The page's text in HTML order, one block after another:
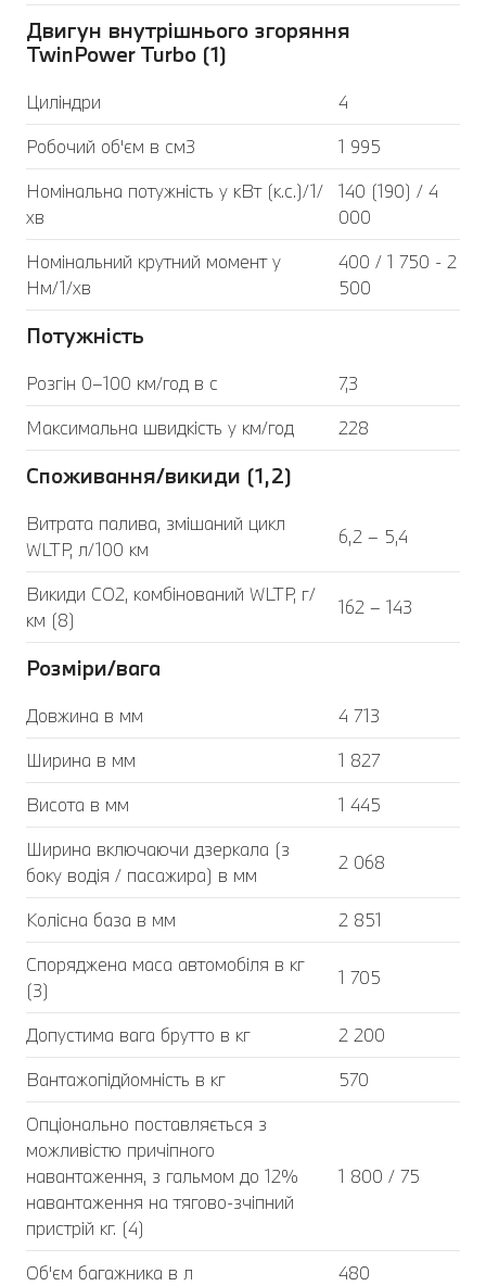
Двигун внутрішнього згоряння
TwinPower Turbo (1)
Циліндри
4
Робочий об'єм в см3
1 995
Номінальна потужність у кВт (к.с.)/1/
хв
140 (190) / 4
000
Номінальний крутний момент у
Нм/1/хв
400 / 1 750 - 2
500
Потужність
Розгін 0–100 км/год в с
7,3
Максимальна швидкість у км/год
228
Споживання/викиди (1,2)
Витрата палива, змішаний цикл
WLTP, л/100 км
6,2 – 5,4
Викиди CO2, комбінований WLTP, г/
км (8)
162 – 143
Розміри/вага
Довжина в мм
4 713
Ширина в мм
1 827
Висота в мм
1 445
Ширина включаючи дзеркала (з
боку водія / пасажира) в мм
2 068
Колісна база в мм
2 851
Споряджена маса автомобіля в кг
(3)
1 705
Допустима вага брутто в кг
2 200
Вантажопідйомність в кг
570
Опціонально поставляється з
можливістю причіпного
навантаження, з гальмом до 12%
навантаження на тягово-зчіпний
пристрій кг. (4)
1 800 / 75
Об'єм багажника в л 480